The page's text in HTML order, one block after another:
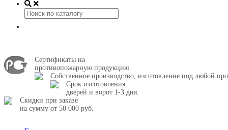
Сертификаты на
противопожарную продукцию.
Собственное производство, изготовление под любой
Срок изготовления
дверей и ворот 1-3 дня.
Скидки при заказе
на сумму от 50 000 руб.